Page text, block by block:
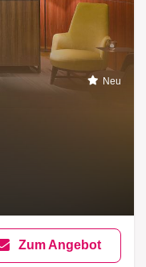
Neu
Zum Angebot